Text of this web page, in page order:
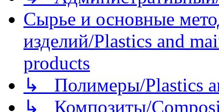
Сырье и основные
изделий/Plastics and
products
↳ Полимеры/Plastics
↳ Композиты/